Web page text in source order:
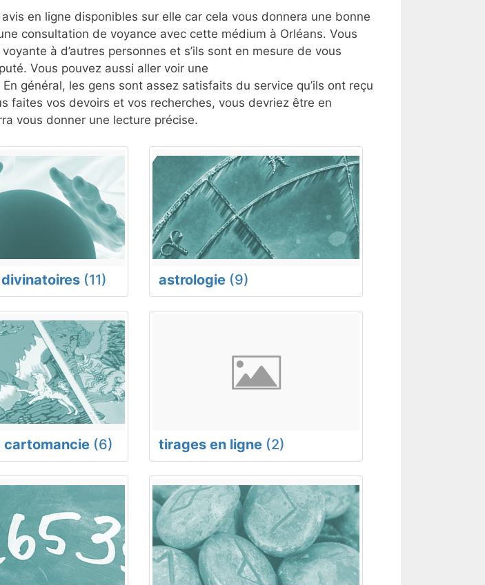
en ligne disponibles sur elle car cela vous donnera une bonne
consultation de voyance avec cette médium à Orléans. Vous
à d’autres personnes et s’ils sont en mesure de vous
Vous pouvez aussi aller voir une
En général, les gens sont assez satisfaits du service qu’ils ont reçu
faites vos devoirs et vos recherches, vous devriez être en
vous donner une lecture précise.
(11) astrologie (9)
cartomancie (6) tirages en ligne (2)